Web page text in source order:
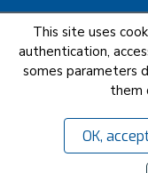
NOUS FAISONS
Mentions légales
© 2018 - 2026 Gervais -
This site uses
authentication,
somes parameters
them
OK,